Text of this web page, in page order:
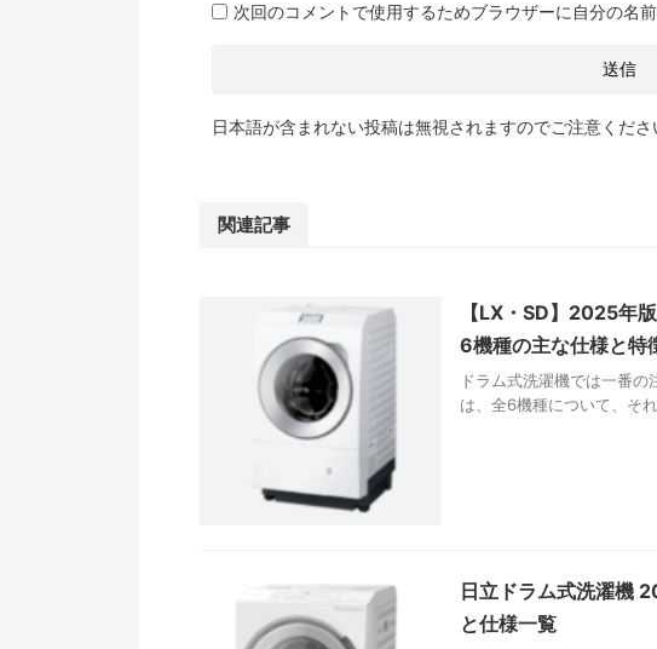
次回のコメントで使用するためブラウザーに自分の名
日本語が含まれない投稿は無視されますのでご注意くださ
関連記事
【LX・SD】2025年
6機種の主な仕様と特
ドラム式洗濯機では一番
は、全6機種について、そ
日立ドラム式洗濯機
と仕様一覧